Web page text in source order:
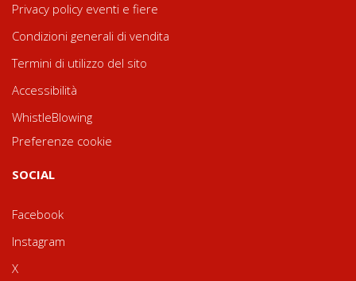
Privacy policy eventi e fiere
Condizioni generali di vendita
Termini di utilizzo del sito
Accessibilità
WhistleBlowing
Preferenze cookie
SOCIAL
Facebook
Instagram
X